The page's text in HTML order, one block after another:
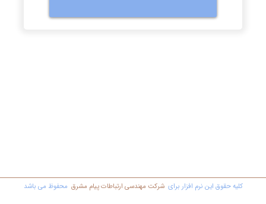
کليه حقوق اين نرم افزار برای شرکت مهندسي ارتباطات پیام مشرق محفوظ مي باشد